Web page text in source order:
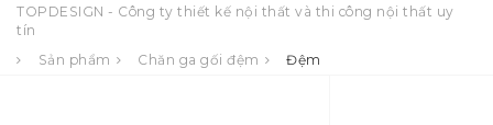
TOPDESIGN - Công ty thiết kế nội thất và thi công nội thất uy
tín
Sản phẩm
Chăn ga gối đệm Đệm